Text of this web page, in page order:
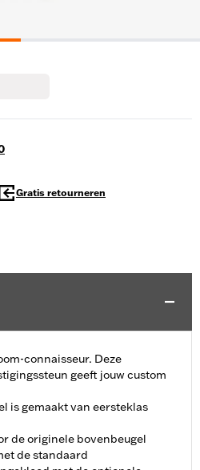
Gratis retourneren
connaisseur. Deze
geeft jouw custom
is gemaakt van eersteklas
de originele bovenbeugel
de standaard